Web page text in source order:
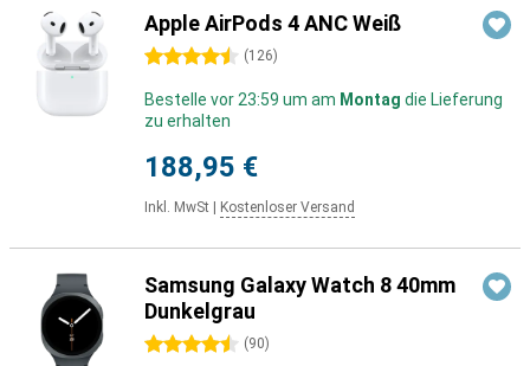
Apple AirPods 4 ANC Weiß
4.5 Sterne (126)
Bestelle vor 23:59 um am Montag die Lieferung
zu erhalten
188,95 €
Inkl. MwSt Kostenloser Versand
Samsung Galaxy Watch 8 40mm
Dunkelgrau
4.5 Sterne (90)